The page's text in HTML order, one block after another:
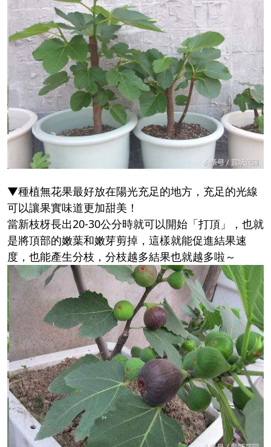
▼種植無花果最好放在陽光充足的地方，充足的光線
可以讓果實味道更加甜美！
當新枝枒長出20-30公分時就可以開始「打頂」，也就
是將頂部的嫩葉和嫩芽剪掉，這樣就能促進結果速
度，也能產生分枝，分枝越多結果也就越多啦～